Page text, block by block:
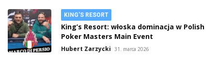
KING'S RESORT
King’s Resort: włoska dominacja w Polish
Poker Masters Main Event
Hubert Zarzycki 31. marca 2026